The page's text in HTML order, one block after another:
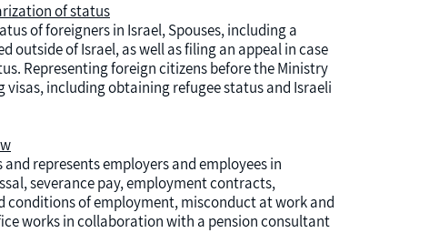
of status
of foreigners in Israel, Spouses, including a
outside of Israel, as well as filing an appeal in case
Representing foreign citizens before the Ministry
including obtaining refugee status and Israeli
represents employers and employees in
severance pay, employment contracts,
conditions of employment, misconduct at work and
works in collaboration with a pension consultant.